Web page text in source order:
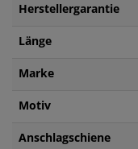
Herstellergarantie
Länge
Marke
Motiv
Anschlagschiene